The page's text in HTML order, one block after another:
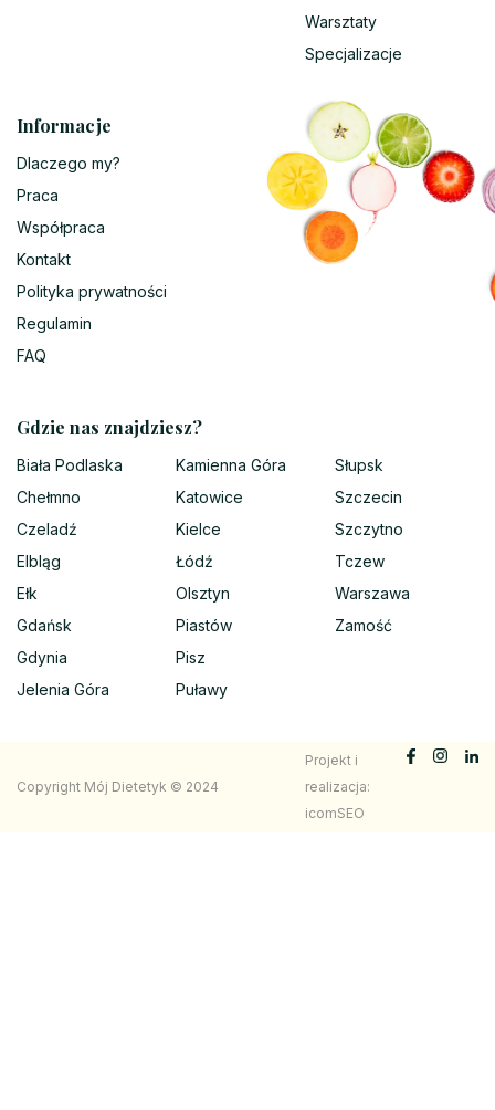
Warsztaty
Specjalizacje
Informacje
Dlaczego my?
Praca
Współpraca
Kontakt
Polityka prywatności
Regulamin
FAQ
Gdzie nas znajdziesz?
Biała Podlaska
Chełmno
Czeladź
Elbląg
Ełk
Gdańsk
Gdynia
Jelenia Góra
Kamienna Góra
Katowice
Kielce
Łódź
Olsztyn
Piastów
Pisz
Puławy
Słupsk
Szczecin
Szczytno
Tczew
Warszawa
Zamość
Copyright Mój Dietetyk © 2024
Projekt i
realizacja:
icomSEO